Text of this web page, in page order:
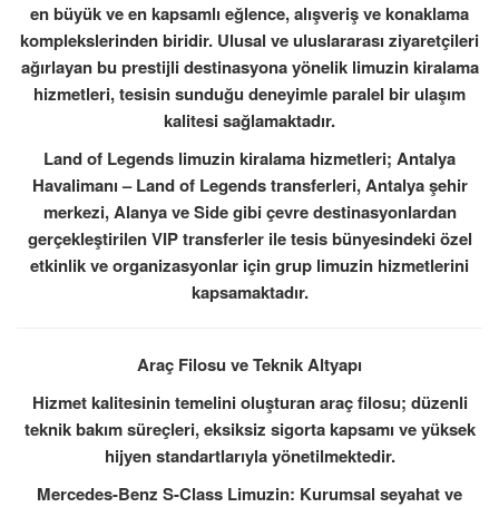
en büyük ve en kapsamlı eğlence, alışveriş ve konaklama
komplekslerinden biridir. Ulusal ve uluslararası ziyaretçileri
ağırlayan bu prestijli destinasyona yönelik limuzin kiralama
hizmetleri, tesisin sunduğu deneyimle paralel bir ulaşım
kalitesi sağlamaktadır.
Land of Legends limuzin kiralama hizmetleri; Antalya
Havalimanı – Land of Legends transferleri, Antalya şehir
merkezi, Alanya ve Side gibi çevre destinasyonlardan
gerçekleştirilen VIP transferler ile tesis bünyesindeki özel
etkinlik ve organizasyonlar için grup limuzin hizmetlerini
kapsamaktadır.
Araç Filosu ve Teknik Altyapı
Hizmet kalitesinin temelini oluşturan araç filosu; düzenli
teknik bakım süreçleri, eksiksiz sigorta kapsamı ve yüksek
hijyen standartlarıyla yönetilmektedir.
Mercedes-Benz S-Class Limuzin: Kurumsal seyahat ve